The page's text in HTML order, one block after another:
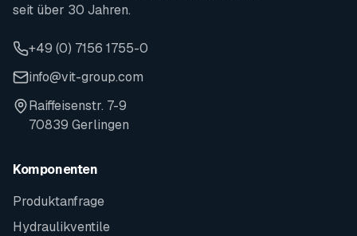
seit über 30 Jahren.
+49 (0) 7156 1755-0
info@vit-group.com
Raiffeisenstr. 7-9
70839 Gerlingen
Komponenten
Produktanfrage
Hydraulikventile